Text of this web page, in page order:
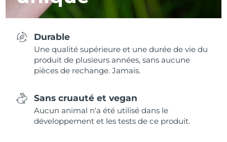
Durable
Une qualité supérieure et une durée de vie du
produit de plusieurs années, sans aucune
pièces de rechange. Jamais.
Sans cruauté et vegan
Aucun animal n'a été utilisé dans le
développement et les tests de ce produit.